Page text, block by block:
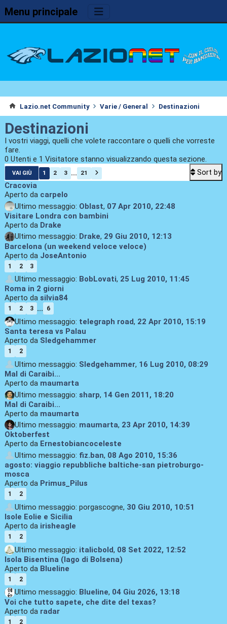
Menu principale
Lazio.net Community Varie / General Destinazioni
Destinazioni
I vostri viaggi, quelli che volete raccontare o quelli che vorreste
fare.
0 Utenti e 1 Visitatore stanno visualizzando questa sezione.
VAI GIÙ 1 2 3 ... 21
Sort by
Cracovia
Aperto da carpelo
Ultimo messaggio: Oblast, 07 Apr 2010, 22:48
Visitare Londra con bambini
Aperto da Drake
Ultimo messaggio: Drake, 29 Giu 2010, 12:13
Barcelona (un weekend veloce veloce)
Aperto da JoseAntonio
1 2 3
Ultimo messaggio: BobLovati, 25 Lug 2010, 11:45
Roma in 2 giorni
Aperto da silvia84
1 2 3 ... 6
Ultimo messaggio: telegraph road, 22 Apr 2010, 15:19
Santa teresa vs Palau
Aperto da Sledgehammer
1 2
Ultimo messaggio: Sledgehammer, 16 Lug 2010, 08:29
Mal di Caraibi...
Aperto da maumarta
Ultimo messaggio: sharp, 14 Gen 2011, 18:20
Mal di Caraibi...
Aperto da maumarta
Ultimo messaggio: maumarta, 23 Apr 2010, 14:39
Oktoberfest
Aperto da Ernestobiancoceleste
Ultimo messaggio: fiz.ban, 08 Ago 2010, 15:36
agosto: viaggio repubbliche baltiche-san pietroburgo-
mosca
Aperto da Primus_Pilus
1 2
Ultimo messaggio: porgascogne, 30 Giu 2010, 10:51
Isole Eolie e Sicilia
Aperto da irisheagle
1 2
Ultimo messaggio: italicbold, 08 Set 2022, 12:52
Isola Bisentina (lago di Bolsena)
Aperto da Blueline
1 2
Ultimo messaggio: Blueline, 04 Giu 2026, 13:18
Voi che tutto sapete, che dite del texas?
Aperto da radar
1 2